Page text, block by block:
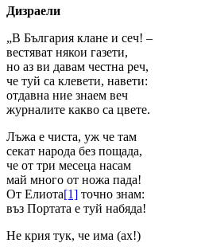
Дизраели
„В България клане и сеч! –
вестяват някои газети,
но аз ви давам честна реч,
че тyй са клевети, навети:
отдавна ние знаем веч
журналите какво са цвете.
Лъжа е чиста, yж че там
секат народа без пощада,
че от три месеца насам
май много от ножа пада!
От Елиота[1] точно знам:
въз Портата е тyй набяда!
Не крия тyк, че има (ах!)